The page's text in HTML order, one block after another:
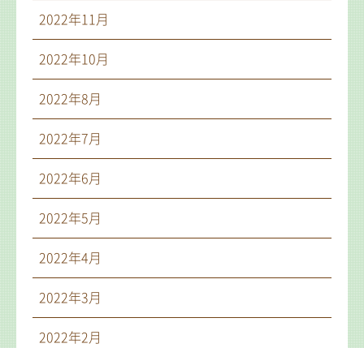
2022年11月
2022年10月
2022年8月
2022年7月
2022年6月
2022年5月
2022年4月
2022年3月
2022年2月